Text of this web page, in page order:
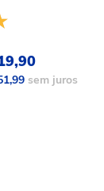
sem juros